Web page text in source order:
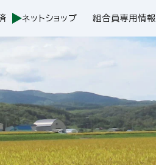
ネットショップ 組合員専用情報